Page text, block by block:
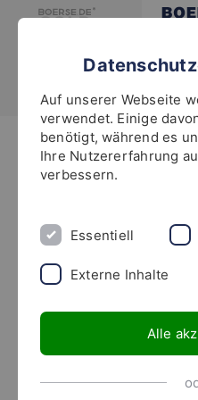
Der
Der boerse.de-
Auf unserer Webseite
verwendet. Einige
benötigt, während es
Ihre Nutzererfahrung
verbessern.
Essentiell
Externe Inhalte
Alle